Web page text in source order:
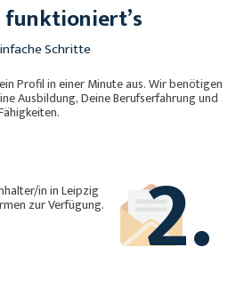
funktioniert’s
Schritte
Profil in einer Minute aus. Wir benötigen
Deine Berufserfahrung und
2.
zur Verfügung.